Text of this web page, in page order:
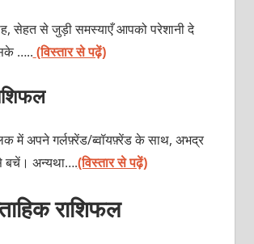
सेहत से जुड़ी समस्याएँ आपको परेशानी दे
….. (विस्तार से पढ़ें)
में अपने गर्लफ़्रेंड/ब्वॉयफ़्रेंड के साथ, अभद्र
बचें। अन्यथा….(विस्तार से पढ़ें)
राशिफल